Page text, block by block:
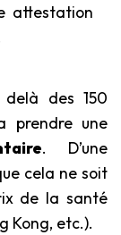
attestation
delà des 150
prendre une
. D’une
cela ne soit
de la santé
Kong, etc.).